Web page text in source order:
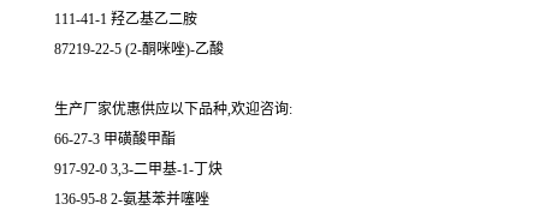
111-41-1 羟乙基乙二胺
87219-22-5 (2-酮咪唑)-乙酸
生产厂家优惠供应以下品种,欢迎咨询:
66-27-3 甲磺酸甲酯
917-92-0 3,3-二甲基-1-丁炔
136-95-8 2-氨基苯并噻唑